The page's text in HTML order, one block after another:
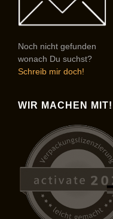
Noch nicht gefunden
wonach Du suchst?
Schreib mir doch!
WIR MACHEN MIT!